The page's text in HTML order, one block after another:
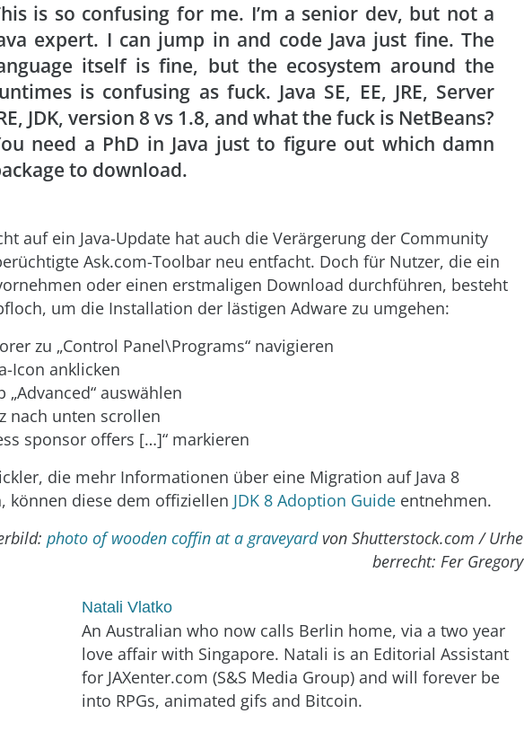
is so confusing for me. I’m a senior dev, but not a
expert. I can jump in and code Java just fine. The
itself is fine, but the ecosystem around the
is confusing as fuck. Java SE, EE, JRE, Server
JDK, version 8 vs 1.8, and what the fuck is NetBeans?
need a PhD in Java just to figure out which damn
to download.
auf ein Java-Update hat auch die Verärgerung der Community
Ask.com-Toolbar neu entfacht. Doch für Nutzer, die ein
oder einen erstmaligen Download durchführen, besteht
um die Installation der lästigen Adware zu umgehen:
zu „Control Panel\Programs“ navigieren
Icon anklicken
„Advanced“ auswählen
nach unten scrollen
sponsor offers […]“ markieren
die mehr Informationen über eine Migration auf Java 8
können diese dem offiziellen JDK 8 Adoption Guide entnehmen.
photo of wooden coffin at a graveyardvon Shutterstock.com / Urhe
berrecht: Fer Gregory
Natali Vlatko
An Australian who now calls Berlin home, via a two year
love affair with Singapore. Natali is an Editorial Assistant
for JAXenter.com (S&S Media Group) and will forever be
into RPGs, animated gifs and Bitcoin.